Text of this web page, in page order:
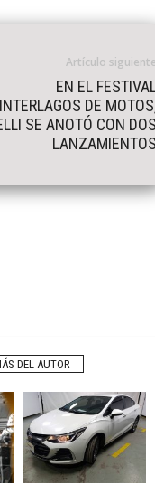
Artículo
EN EL
INTERLAGOS DE
SE ANOTÓ CON
DEL AUTOR